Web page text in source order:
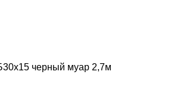
черный муар 2,7м